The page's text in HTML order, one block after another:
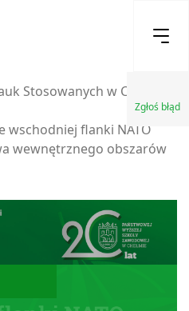
Zgłoś błąd
Stosowanych w Chełmie
wschodniej flanki NATO
wewnętrznego obszarów